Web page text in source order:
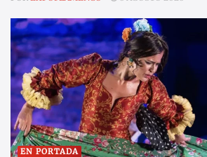
EN PORTADA